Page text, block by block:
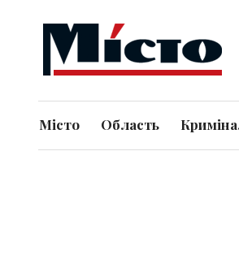
Місто Область